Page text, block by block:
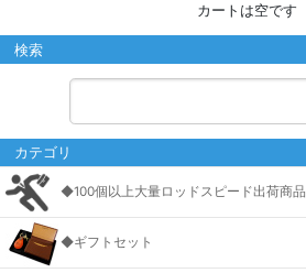
カートは空です
検索
カテゴリ
◆100個以上大量ロッドスピード出荷商品
◆ギフトセット